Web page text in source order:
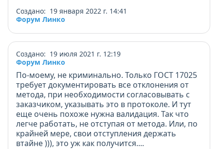
Создано: 19 января 2022 г. 14:41
Форум Линко
Создано: 19 июля 2021 г. 12:19
Форум Линко
По-моему, не криминально. Только ГОСТ 17025
требует документировать все отклонения от
метода, при необходимости согласовывать с
заказчиком, указывать это в протоколе. И тут
еще очень похоже нужна валидация. Так что
легче работать, не отступая от метода. Или, по
крайней мере, свои отступления держать
втайне ))), это уж как получится....